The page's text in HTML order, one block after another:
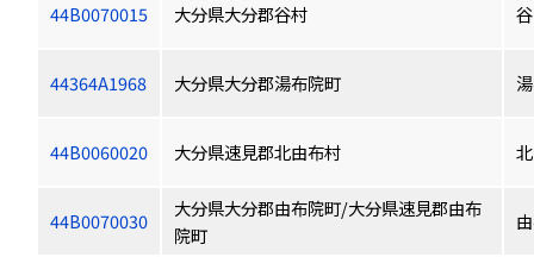
44B0070015 大分県大分郡谷村 谷
44364A1968 大分県大分郡湯布院町
44B0060020 大分県速見郡北由布村
44B0070030
大分県大分郡由布院町/大分県速見郡由布
院町